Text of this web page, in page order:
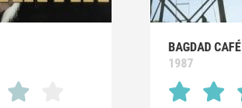
BAGDAD CAFÉ
1987